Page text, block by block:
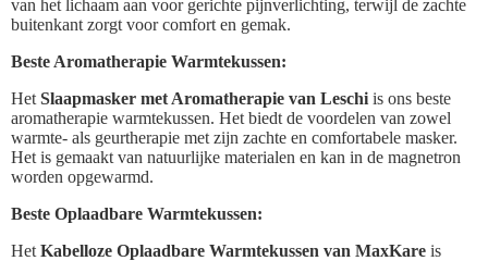
van het lichaam aan voor gerichte pijnverlichting, terwijl de zachte
buitenkant zorgt voor comfort en gemak.
Beste Aromatherapie Warmtekussen:
Het Slaapmasker met Aromatherapie van Leschi is ons beste
aromatherapie warmtekussen. Het biedt de voordelen van zowel
warmte- als geurtherapie met zijn zachte en comfortabele masker.
Het is gemaakt van natuurlijke materialen en kan in de magnetron
worden opgewarmd.
Beste Oplaadbare Warmtekussen:
Het Kabelloze Oplaadbare Warmtekussen van MaxKare is